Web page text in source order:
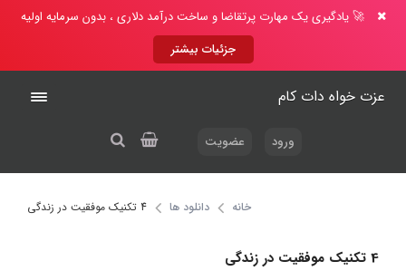
🚀 یادگیری یک مهارت پرتقاضا و ساخت درآمد دلاری ، بدون سرمایه اولیه
جزئیات بیشتر
عزت خواه دات کام
ورود عضویت
خانه دانلود ها 4 تکنیک موفقیت در زندگی
4 تکنیک موفقیت در زندگی